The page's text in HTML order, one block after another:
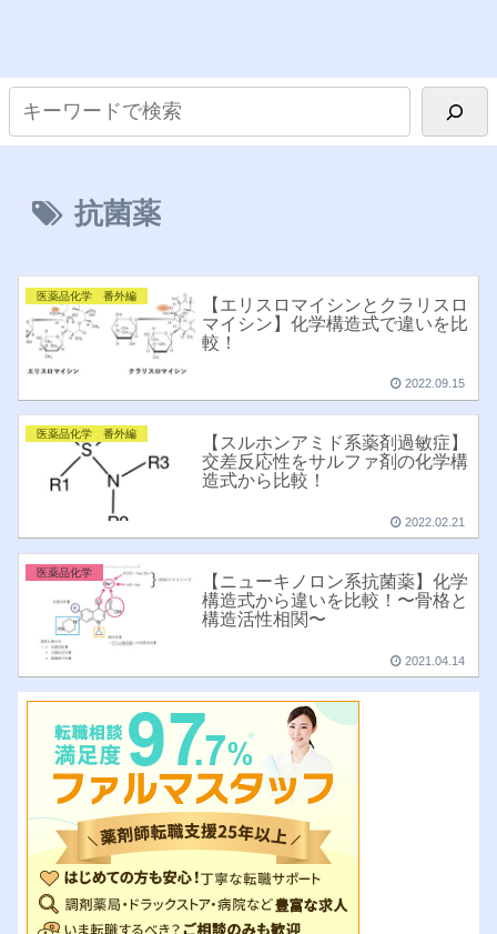
抗菌薬
医薬品化学 番外編
【エリスロマイシンとクラリスロ
マイシン】化学構造式で違いを比
較！
2022.09.15
医薬品化学 番外編
【スルホンアミド系薬剤過敏症】
交差反応性をサルファ剤の化学構
造式から比較！
2022.02.21
医薬品化学
【ニューキノロン系抗菌薬】化学
構造式から違いを比較！〜骨格と
構造活性相関〜
2021.04.14